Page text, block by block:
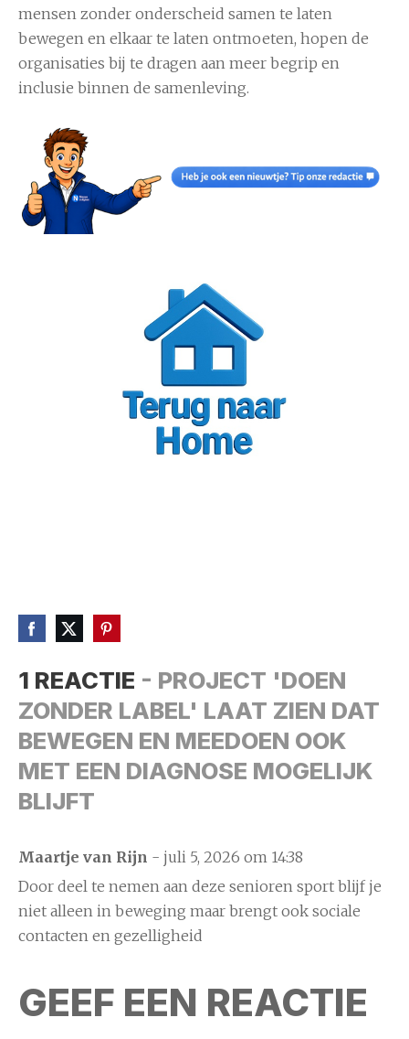
mensen zonder onderscheid samen te laten
bewegen en elkaar te laten ontmoeten, hopen de
organisaties bij te dragen aan meer begrip en
inclusie binnen de samenleving.
1 REACTIE - PROJECT 'DOEN
ZONDER LABEL' LAAT ZIEN DAT
BEWEGEN EN MEEDOEN OOK
MET EEN DIAGNOSE MOGELIJK
BLIJFT
Maartje van Rijn - juli 5, 2026 om 14:38
Door deel te nemen aan deze senioren sport blijf je
niet alleen in beweging maar brengt ook sociale
contacten en gezelligheid
GEEF EEN REACTIE